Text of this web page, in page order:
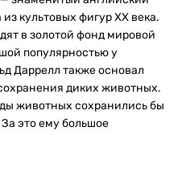
культовых фигур ХХ века.
в золотой фонд мировой
популярностью у
Даррелл также основал
диких животных.
животных сохранились бы
это ему большое